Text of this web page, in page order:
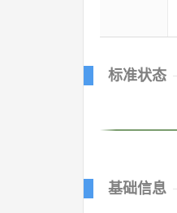
标准状态
基础信息